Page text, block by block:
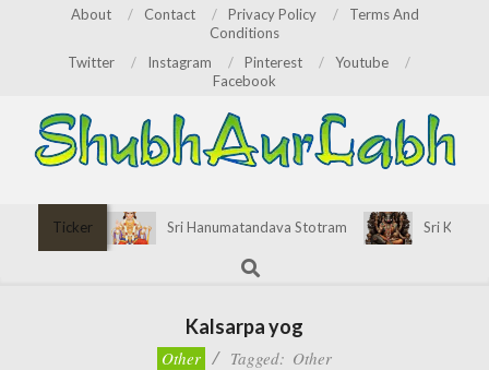
About Contact Privacy Policy
Terms And
Conditions
Twitter
Instagram Pinterest
Youtube
Facebook
Ticker Sri Hanumatandava Stotram
Sri Kirata
Search
Kalsarpa yog
Other Tagged: Other